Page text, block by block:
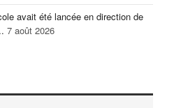
avait été lancée en direction de
7 août 2026